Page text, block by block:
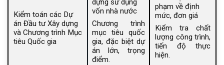
Kiểm toán các Dự
án Đầu tư Xây dựng
và Chương trình Mục
tiêu Quốc gia
dựng sử dụng
vốn nhà nước
Chương trình
mục tiêu quốc
gia, đặc biệt dự
án lớn, trọng
điểm.
phạm về định
mức, đơn giá
Kiểm tra chất
lượng công trình,
tiến độ thực
hiện.